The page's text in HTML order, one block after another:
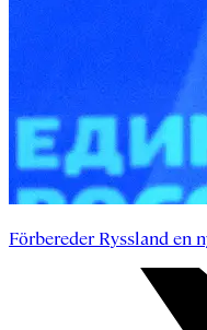
Förbereder Ryssland en